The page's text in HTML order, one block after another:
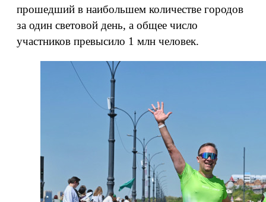
прошедший в наибольшем количестве городов
за один световой день, а общее число
участников превысило 1 млн человек.